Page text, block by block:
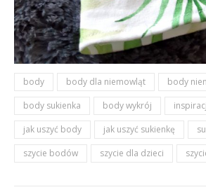
body body dla niemowląt
body
body sukienka
body wykrój
jak uszyć body
jak uszyć sukienkę
szycie bodów
szycie dla dzieci